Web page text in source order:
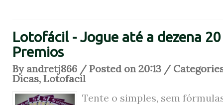
Lotofácil - Jogue até a dezena
Premios
By andretj866 / Posted on 20:13 /
Dicas,Lotofacil
Tente o simples, sem